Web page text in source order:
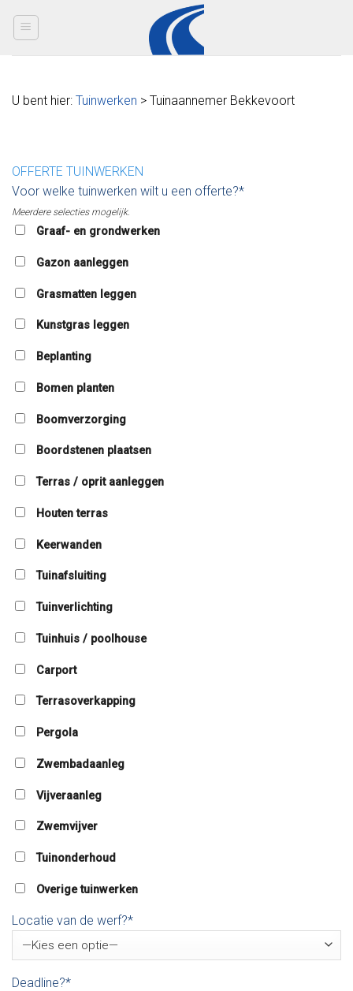
U bent hier: Tuinwerken > Tuinaannemer Bekkevoort
OFFERTE TUINWERKEN
Voor welke tuinwerken wilt u een offerte?*
Meerdere selecties mogelijk.
Graaf- en grondwerken
Gazon aanleggen
Grasmatten leggen
Kunstgras leggen
Beplanting
Bomen planten
Boomverzorging
Boordstenen plaatsen
Terras / oprit aanleggen
Houten terras
Keerwanden
Tuinafsluiting
Tuinverlichting
Tuinhuis / poolhouse
Carport
Terrasoverkapping
Pergola
Zwembadaanleg
Vijveraanleg
Zwemvijver
Tuinonderhoud
Overige tuinwerken
Locatie van de werf?*
Deadline?*